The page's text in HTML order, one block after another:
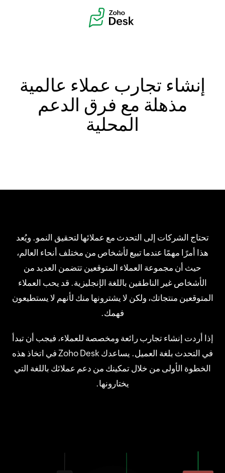
إنشاء تجارب عملاء عالمية
مذهلة مع فرق الدعم
المحلية
تحتاج الشركات إلى التحدث مع عملائها لتحقيق النمو. ويُعد
هذا أمرًا مهمًا عندما تبيع لأشخاص من مختلف أنحاء العالم،
حيث أن مجموعة العملاء المتوقعين تتضمن العديد من
الأشخاص غير الناطقين باللغة الإنجليزية. قد يحب العملاء
المتوقعين منتجاتك، ولكن لا يشترونها منك لأنهم لا يستطيعون
فهمك.
إذا أردت إنشاء تجارب رائعة ومخصصة للعملاء، فيجب أن تبدأ
في التحدث بلغة العميل. يساعدك Zoho Desk في اتخاذ هذه
الخطوة الأولى من خلال تمكينك من دعم عملائك باللغة التي
يختارونها.